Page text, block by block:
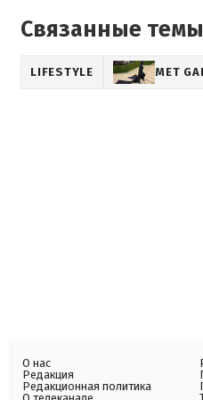
Связанные
LIFESTYLE MET
О нас
Редакция
Редакционная политика